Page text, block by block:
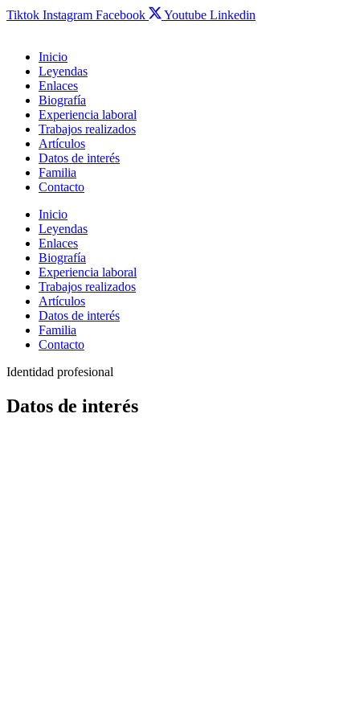
Tiktok Instagram Facebook Youtube Linkedin
Inicio
Leyendas
Enlaces
Biografía
Experiencia laboral
Trabajos realizados
Artículos
Datos de interés
Familia
Contacto
Inicio
Leyendas
Enlaces
Biografía
Experiencia laboral
Trabajos realizados
Artículos
Datos de interés
Familia
Contacto
Identidad profesional
Datos de interés